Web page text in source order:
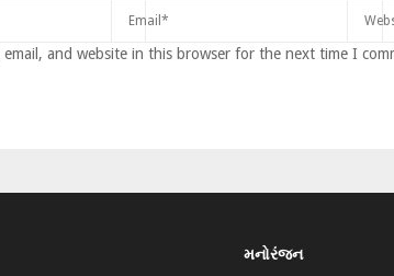
email, and website in this browser for the next time I
મનોરંજન